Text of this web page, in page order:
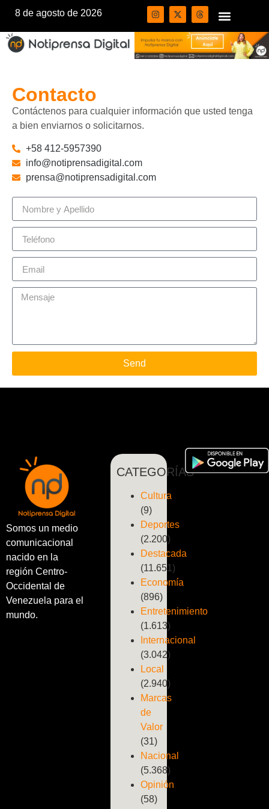
8 de agosto de 2026
Contacto
Contáctenos para cualquier información que usted tenga
a bien enviarnos o solicitarnos.
+58 412-5957390
info@notiprensadigital.com
prensa@notiprensadigital.com
Send
Somos un medio
comunicacional
nacido en la
región Centro-
Occidental de
Venezuela para el
mundo.
CATEGORÍAS
Cultura
(9)
Deportes
(2.200)
Destacada
(11.651)
Economía
(896)
Entretenimiento
(1.613)
Internacional
(3.042)
Local
(2.940)
Marcas
de
Valor
(31)
Nacional
(5.368)
Opinión
(58)